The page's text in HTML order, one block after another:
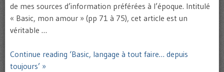
de mes sources d’information préférées à l’époque. Intitulé
« Basic, mon amour » (pp 71 à 75), cet article est un
véritable …
Continue reading ‘Basic, langage à tout faire… depuis
toujours’ »